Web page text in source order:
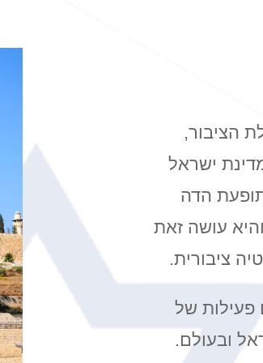
הציבור,
ישראל
הדה
עושה זאת
ציבורית.
פעילות של
ובעולם.